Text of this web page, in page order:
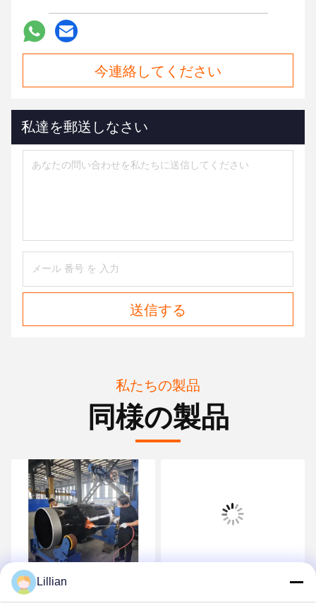
今連絡してください
私達を郵送しなさい
送信する
私たちの製品
同様の製品
パイプライン 熱収縮 ロー
プ 周りの袖 閉じるパッチ
2PE 熱縮縮袖 結合包装の
コーティングのための閉
Lillian